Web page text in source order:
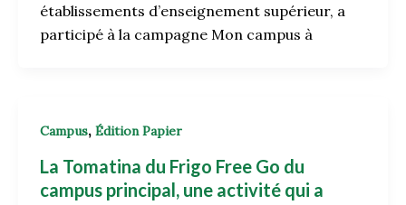
établissements d’enseignement supérieur, a
participé à la campagne Mon campus à
Campus, Édition Papier
La Tomatina du Frigo Free Go du
campus principal, une activité qui a